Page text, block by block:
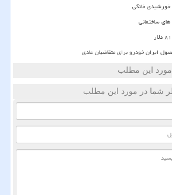
خورشیدی خانگی
ساختمانی
مورد این مطلب
شما در مورد این مطلب